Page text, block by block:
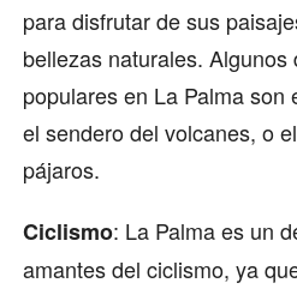
para disfrutar de sus
bellezas naturales.
populares en La Palma son
el sendero del volcanes, o
pájaros.
Ciclismo: La Palma es un
amantes del ciclismo, ya